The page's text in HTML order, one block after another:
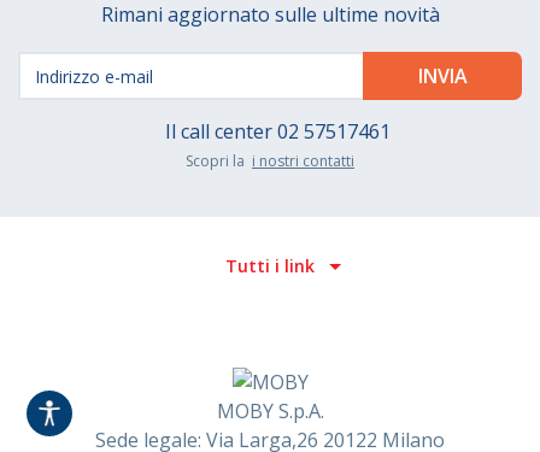
Rimani aggiornato sulle ultime novità
Il call center02 57517461
Scopri la i nostri contatti
Tutti i link
MOBY S.p.A.
Sede legale: Via Larga,26 20122 Milano